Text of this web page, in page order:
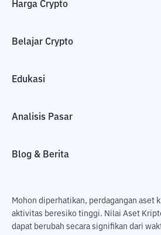
Harga Crypto
Belajar Crypto
Edukasi
Analisis Pasar
Blog & Berita
Mohon diperhatikan, perdagangan aset
aktivitas beresiko tinggi. Nilai Aset
dapat berubah secara signifikan dari